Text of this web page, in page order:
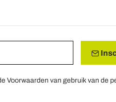
Voorwaarden van gebruik van de